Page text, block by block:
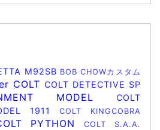
M92SB BOB CHOWカスタム
COLT COLT DETECTIVE SP
MODEL COLT
1911 COLT KINGCOBRA
PYTHONCOLT S.A.A.